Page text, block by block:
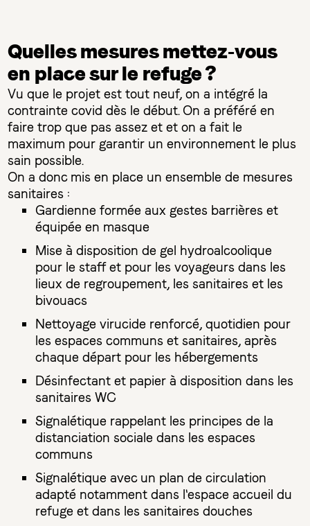
Quelles mesures mettez-vous
en place sur le refuge ?
Vu que le projet est tout neuf, on a intégré la
contrainte covid dès le début. On a préféré en
faire trop que pas assez et et on a fait le
maximum pour garantir un environnement le plus
sain possible.
On a donc mis en place un ensemble de mesures
sanitaires :
Gardienne formée aux gestes barrières et
équipée en masque
Mise à disposition de gel hydroalcoolique
pour le staff et pour les voyageurs dans les
lieux de regroupement, les sanitaires et les
bivouacs
Nettoyage virucide renforcé, quotidien pour
les espaces communs et sanitaires, après
chaque départ pour les hébergements
Désinfectant et papier à disposition dans les
sanitaires WC
Signalétique rappelant les principes de la
distanciation sociale dans les espaces
communs
Signalétique avec un plan de circulation
adapté notamment dans l'espace accueil du
refuge et dans les sanitaires douches